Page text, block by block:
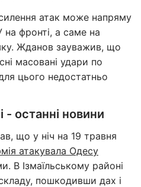
атак може напряму
на фронті, а саме на
Жданов зауважив, що
масовані удари по
цього недостатньо
- останні новини
що у ніч на 19 травня
атакувала Одесу
В Ізмаїльському районі
пошкодивши дах і